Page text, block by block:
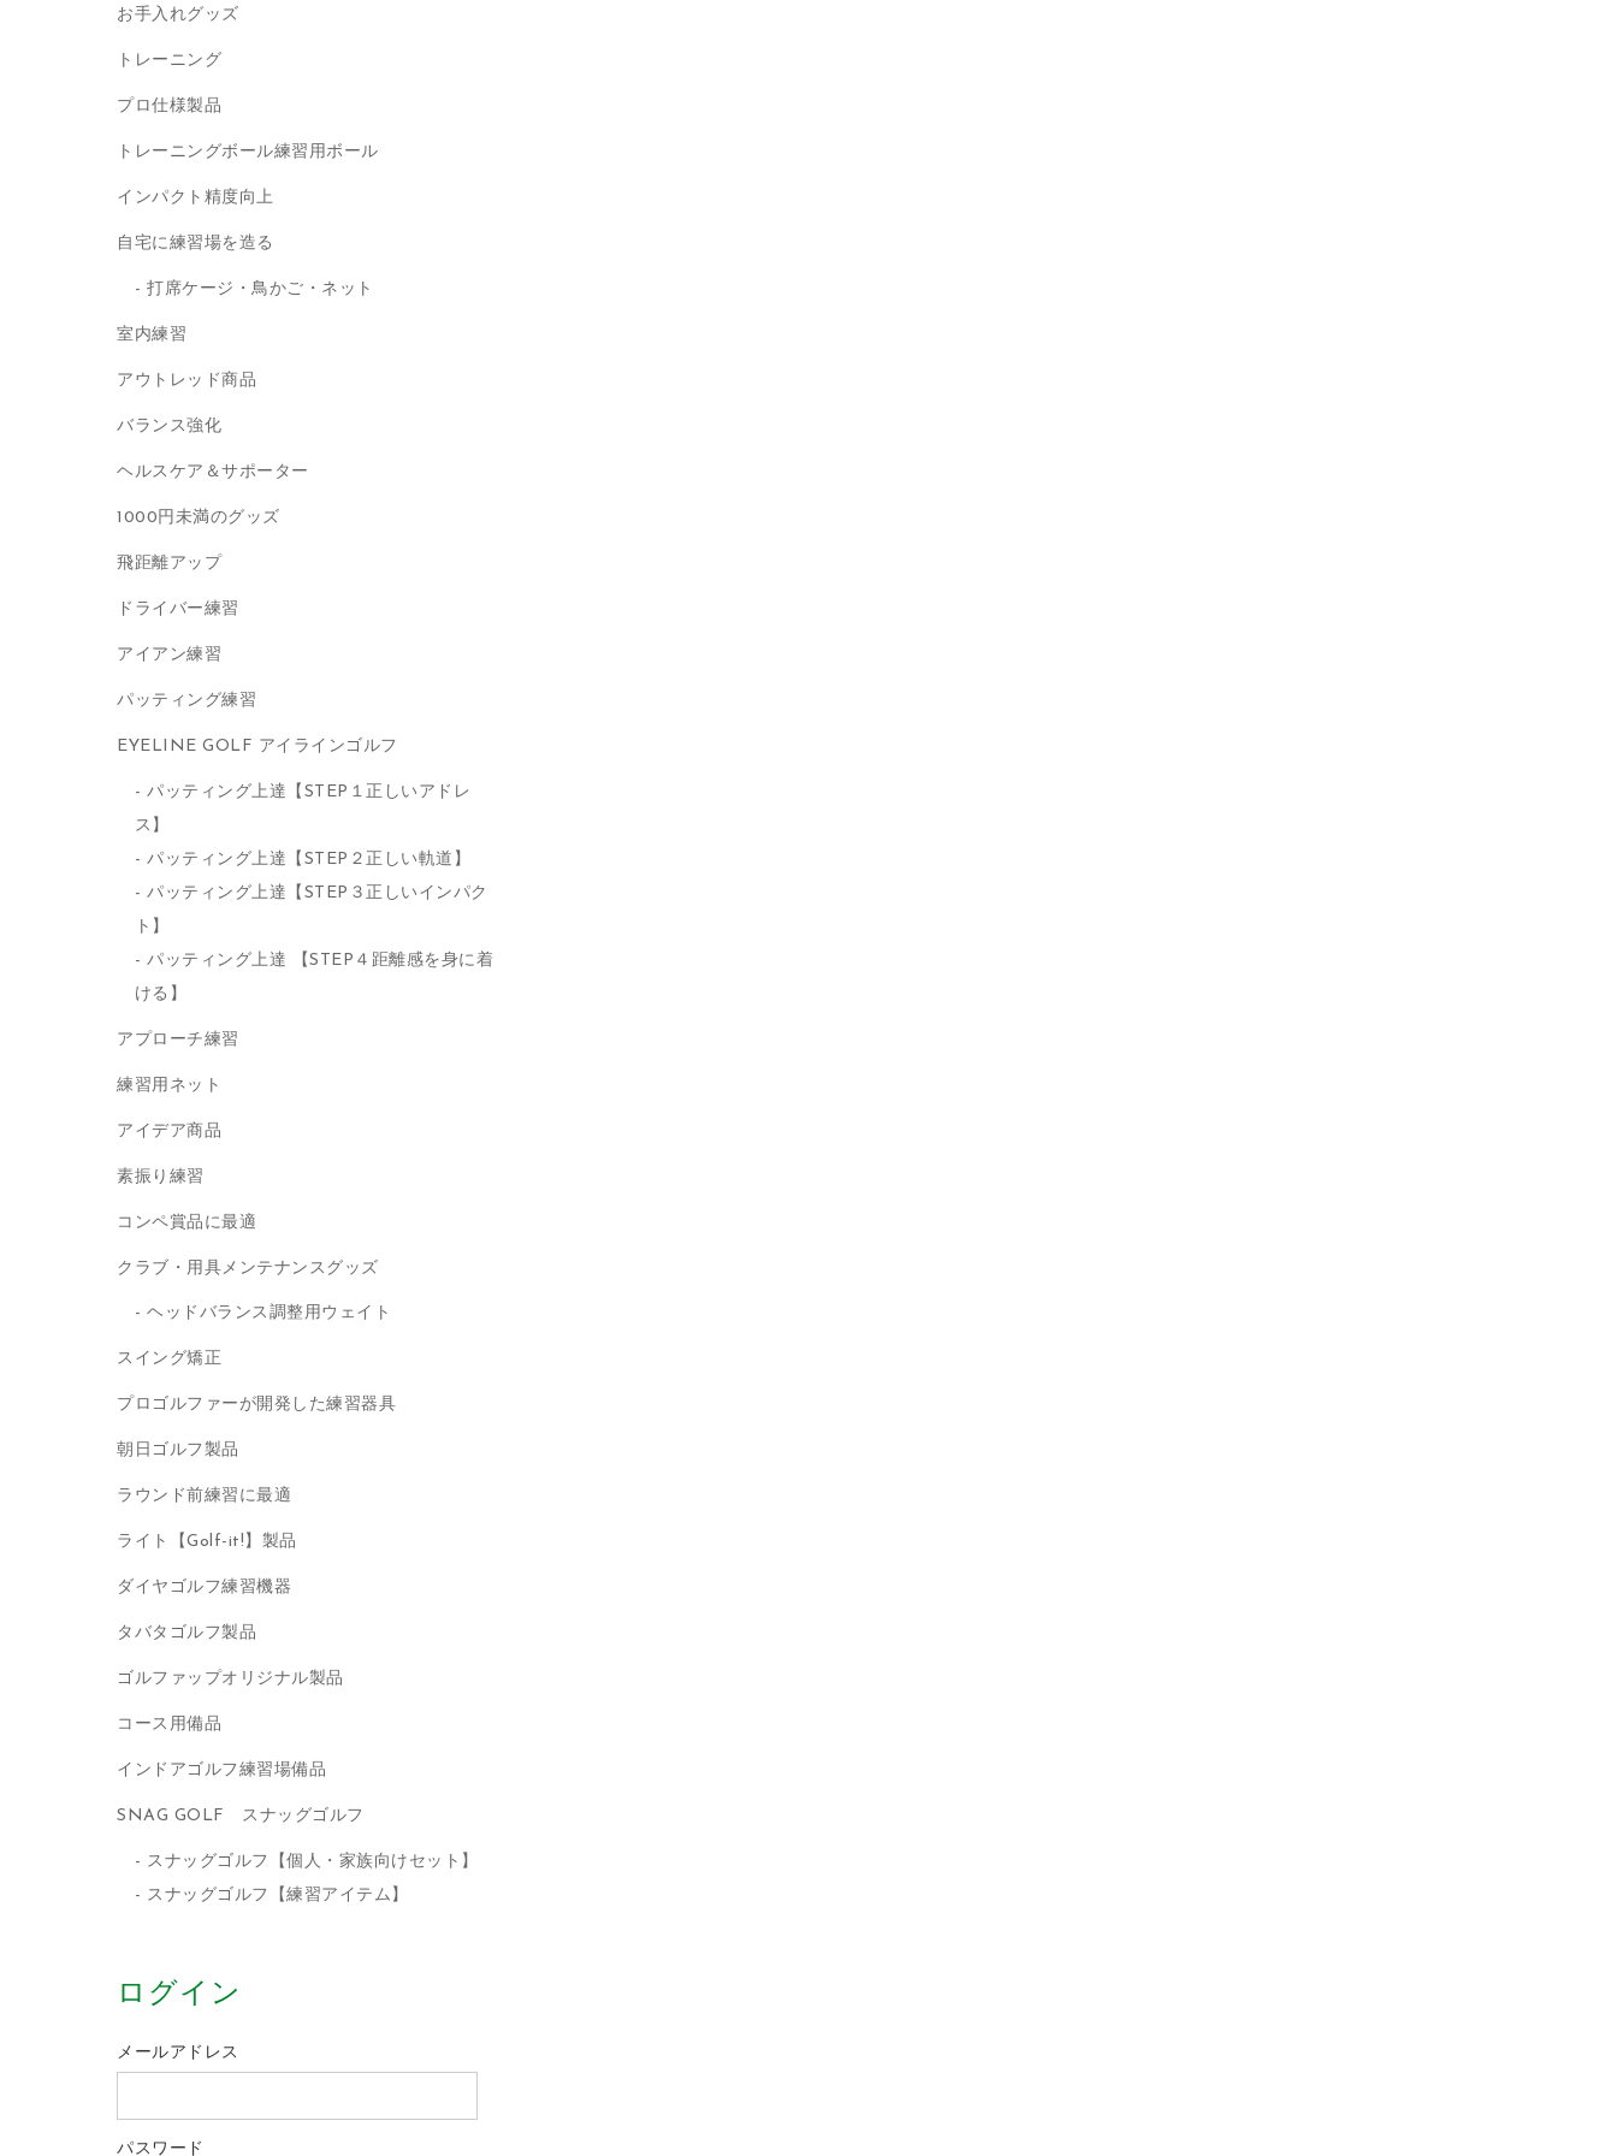
お手入れグッズ
トレーニング
プロ仕様製品
トレーニングボール練習用ボール
インパクト精度向上
自宅に練習場を造る
打席ケージ・鳥かご・ネット
室内練習
アウトレッド商品
バランス強化
ヘルスケア＆サポーター
1000円未満のグッズ
飛距離アップ
ドライバー練習
アイアン練習
パッティング練習
EYELINE GOLF アイラインゴルフ
パッティング上達【STEP１正しいアドレ
ス】
パッティング上達【STEP２正しい軌道】
パッティング上達【STEP３正しいインパク
ト】
パッティング上達 【STEP４距離感を身に着
ける】
アプローチ練習
練習用ネット
アイデア商品
素振り練習
コンペ賞品に最適
クラブ・用具メンテナンスグッズ
ヘッドバランス調整用ウェイト
スイング矯正
プロゴルファーが開発した練習器具
朝日ゴルフ製品
ラウンド前練習に最適
ライト【Golf-it!】製品
ダイヤゴルフ練習機器
タバタゴルフ製品
ゴルファップオリジナル製品
コース用備品
インドアゴルフ練習場備品
SNAG GOLF スナッグゴルフ
スナッグゴルフ【個人・家族向けセット】
スナッグゴルフ【練習アイテム】
ログイン
メールアドレス
パスワード